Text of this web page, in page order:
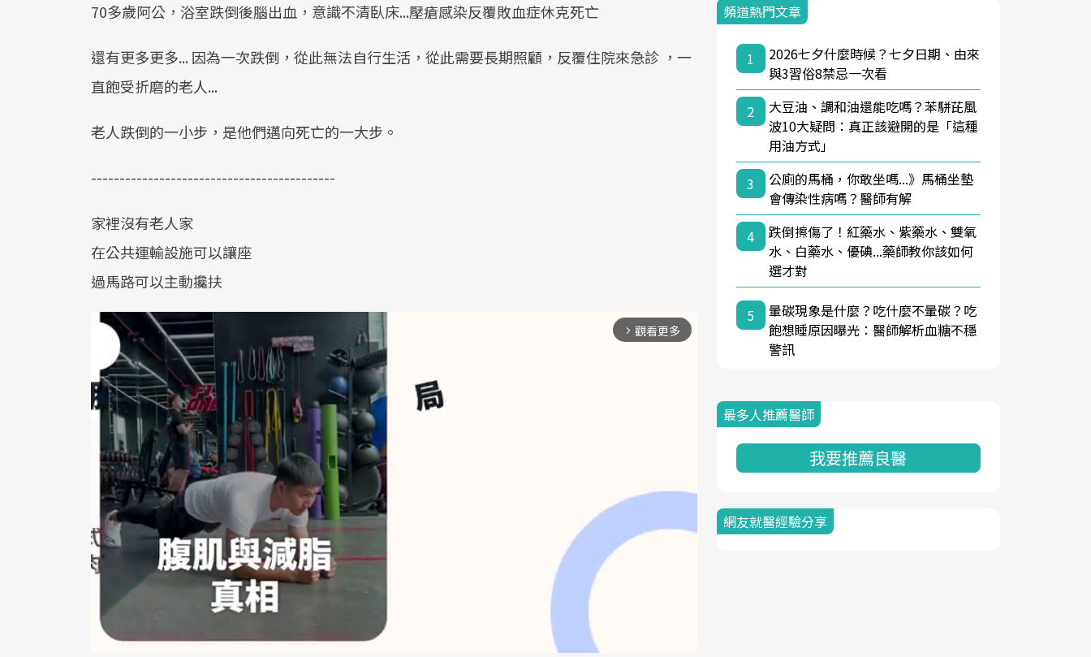
70多歲阿公，浴室跌倒後腦出血，意識不清臥床...壓瘡感染反覆敗血症休克死亡
還有更多更多... 因為一次跌倒，從此無法自行生活，從此需要長期照顧，反覆住院來急診 ，一
直飽受折磨的老人...
老人跌倒的一小步，是他們邁向死亡的一大步。
-------------------------------------------
家裡沒有老人家
在公共運輸設施可以讓座
過馬路可以主動攙扶
arrow_forward_ios 觀看更多
頻道熱門文章
1
2026七夕什麼時候？七夕日期、由來
與3習俗8禁忌一次看
2
大豆油、調和油還能吃嗎？苯駢芘風
波10大疑問：真正該避開的是「這種
用油方式」
3
公廁的馬桶，你敢坐嗎...》馬桶坐墊
會傳染性病嗎？醫師有解
4
跌倒擦傷了！紅藥水、紫藥水、雙氧
水、白藥水、優碘...藥師教你該如何
選才對
5
暈碳現象是什麼？吃什麼不暈碳？吃
飽想睡原因曝光：醫師解析血糖不穩
警訊
最多人推薦醫師
我要推薦良醫
網友就醫經驗分享